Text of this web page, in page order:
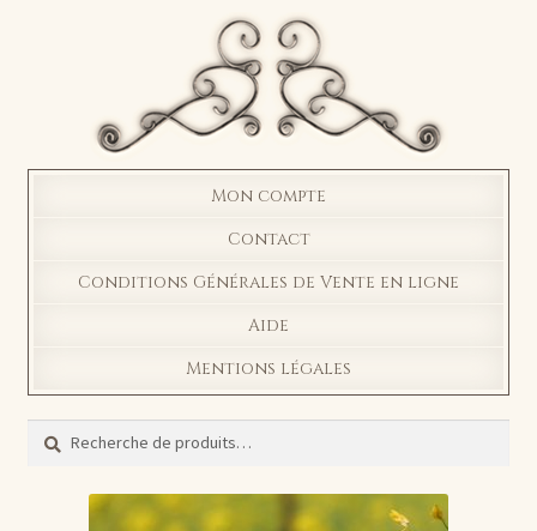
Mon compte
Contact
Conditions Générales de Vente en ligne
Aide
Mentions légales
Recherche
pour :
Recherche